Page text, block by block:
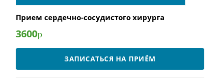
Прием сердечно-сосудистого хирурга
3600р
ЗАПИСАТЬСЯ НА ПРИЁМ